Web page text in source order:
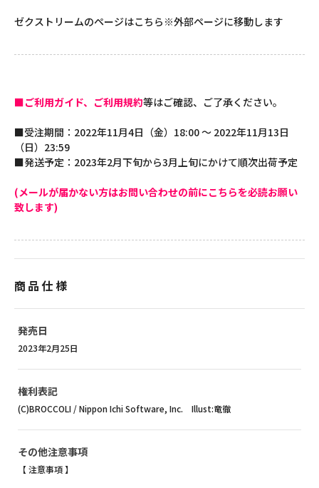
ゼクストリームのページはこちら※外部ページに移動します
■ご利用ガイド、ご利用規約等はご確認、ご了承ください。
■受注期間：2022年11月4日（金）18:00 ～ 2022年11月13日
（日）23:59
■発送予定：2023年2月下旬から3月上旬にかけて順次出荷予定
(メールが届かない方はお問い合わせの前にこちらを必読お願い
致します)
商品仕様
発売日
2023年2月25日
権利表記
(C)BROCCOLI / Nippon Ichi Software, Inc. Illust:竜徹
その他注意事項
【 注意事項 】